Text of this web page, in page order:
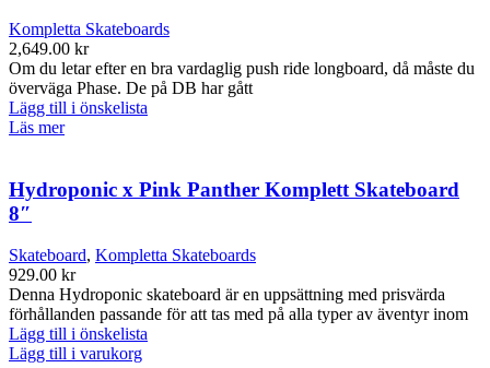
Kompletta Skateboards
2,649.00 kr
Om du letar efter en bra vardaglig push ride longboard, då måste du
överväga Phase. De på DB har gått
Lägg till i önskelista
Läs mer
Hydroponic x Pink Panther Komplett Skateboard
8″
Skateboard, Kompletta Skateboards
929.00 kr
Denna Hydroponic skateboard är en uppsättning med prisvärda
förhållanden passande för att tas med på alla typer av äventyr inom
Lägg till i önskelista
Lägg till i varukorg